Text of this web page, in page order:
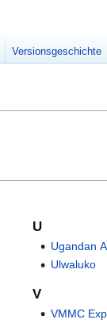
U
Ugandan
Ulwaluko
V
VMMC
Versionsgeschichte